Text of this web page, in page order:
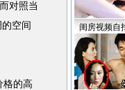
对照当
空间
格的高
闺房视频自